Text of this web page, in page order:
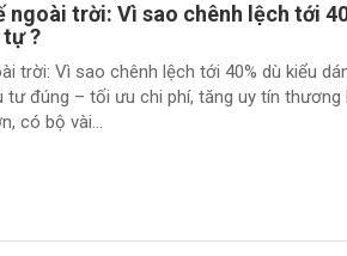
ngoài trời: Vì sao chênh lệch tới
?
trời: Vì sao chênh lệch tới 40% dù kiểu
đúng – tối ưu chi phí, tăng uy tín thương
có bộ vài...